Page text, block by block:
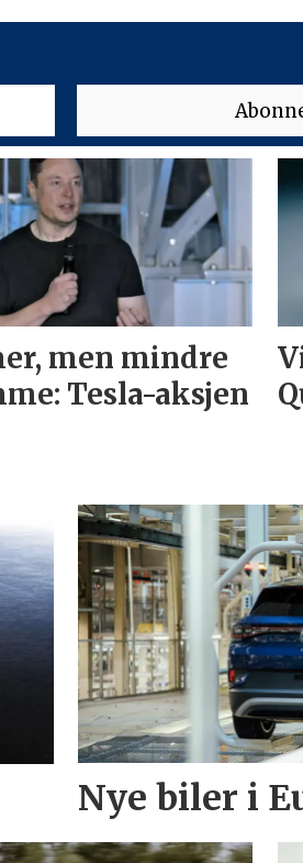
men mindre
Tesla-aksjen
Nye biler i